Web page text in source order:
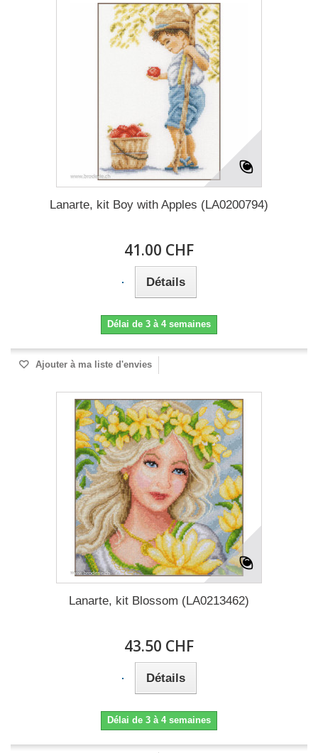
Lanarte, kit Boy with Apples (LA0200794)
41.00 CHF
Détails
Délai de 3 à 4 semaines
Ajouter à ma liste d'envies
Lanarte, kit Blossom (LA0213462)
43.50 CHF
Détails
Délai de 3 à 4 semaines